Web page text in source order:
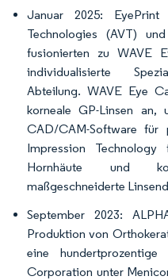
Januar 2025: EyePrint
Technologies (AVT)
fusionierten zu WAVE
individualisierte
Abteilung. WAVE Eye
korneale GP-Linsen an,
CAD/CAM-Software für
Impression
Hornhäute und
maßgeschneiderte
September 2023:
Produktion von
eine
Corporation unter